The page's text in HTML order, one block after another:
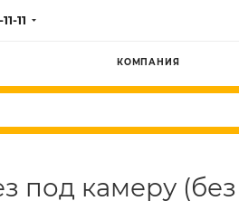
11
КОМПАНИЯ
камеру (без